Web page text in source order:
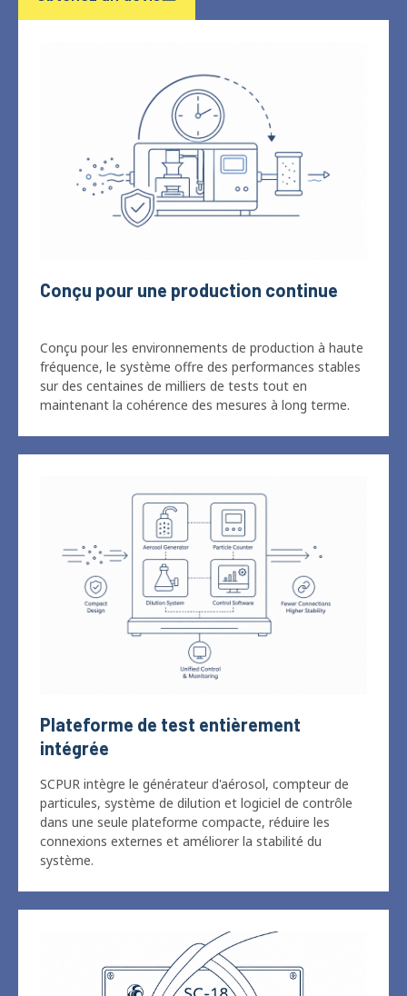
Conçu pour les environnements de production à haute
sur des centaines de milliers de tests tout en
maintenant la cohérence des mesures à long terme.
Plateforme de test entièrement
SCPUR intègre le générateur d'aérosol, compteur de
particules, système de dilution et logiciel de contrôle
dans une seule plateforme compacte, réduire les
connexions externes et améliorer la stabilité du
système.